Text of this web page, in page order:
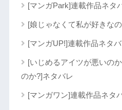
[マンガPark]連載作品ネタ
[娘じゃなくて私が好きな
[マンガUP!]連載作品ネタ
[いじめるアイツが悪いの
のか?]ネタバレ
[マンガワン]連載作品ネタ